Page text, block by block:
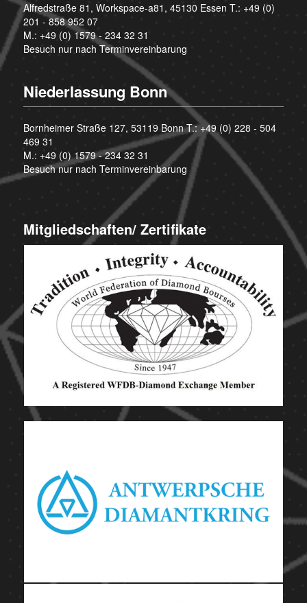
Alfredstraße 81, Workspace-a81, 45130 Essen T.: +49 (0)
201 - 858 952 07
M.: +49 (0) 1579 - 234 32 31
Besuch nur nach Terminvereinbarung
Niederlassung Bonn
Bornheimer Straße 127, 53119 Bonn T.:+49 (0) 228 - 504
469 31
M.: +49 (0) 1579 - 234 32 31
Besuch nur nach Terminvereinbarung
Mitgliedschaften/ Zertifikate